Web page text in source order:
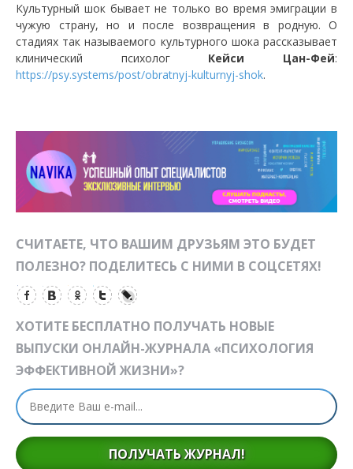
Культурный шок бывает не только во время эмиграции в
чужую страну, но и после возвращения в родную. О
стадиях так называемого культурного шока рассказывает
клинический психолог Кейси Цан-Фей:
https://psy.systems/post/obratnyj-kulturnyj-shok.
СЧИТАЕТЕ, ЧТО ВАШИМ ДРУЗЬЯМ ЭТО БУДЕТ
ПОЛЕЗНО? ПОДЕЛИТЕСЬ С НИМИ В СОЦСЕТЯХ!
ХОТИТЕ БЕСПЛАТНО ПОЛУЧАТЬ НОВЫЕ
ВЫПУСКИ ОНЛАЙН-ЖУРНАЛА «ПСИХОЛОГИЯ
ЭФФЕКТИВНОЙ ЖИЗНИ»?
ПОЛУЧАТЬ ЖУРНАЛ!